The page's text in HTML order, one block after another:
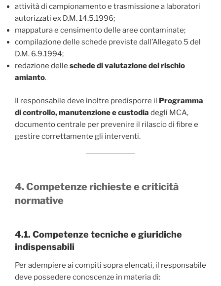
attività di campionamento e trasmissione a laboratori
autorizzati ex D.M. 14.5.1996;
mappatura e censimento delle aree contaminate;
compilazione delle schede previste dall’Allegato 5 del
D.M. 6.9.1994;
redazione delle schede di valutazione del rischio
amianto.
Il responsabile deve inoltre predisporre il Programma
di controllo, manutenzione e custodia degli MCA,
documento centrale per prevenire il rilascio di fibre e
gestire correttamente gli interventi.
4. Competenze richieste e criticità
normative
4.1. Competenze tecniche e giuridiche
indispensabili
Per adempiere ai compiti sopra elencati, il responsabile
deve possedere conoscenze in materia di: